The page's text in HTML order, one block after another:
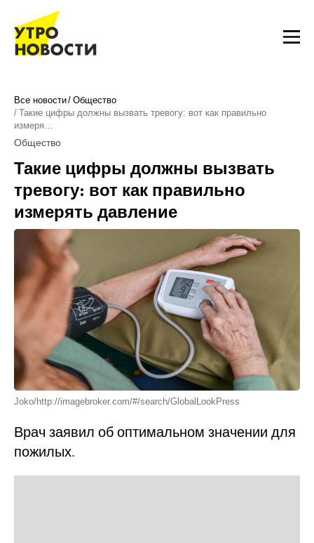
Все новости Общество
Такие цифры должны вызвать тревогу: вот как правильно
измеря…
Общество
Такие цифры должны вызвать
тревогу: вот как правильно
измерять давление
Joko/http://imagebroker.com/#/search/GlobalLookPress
Врач заявил об оптимальном значении для
пожилых.